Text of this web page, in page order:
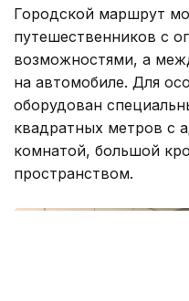
Городской маршрут
путешественников с
возможностями, а
на автомобиле. Для
оборудован
квадратных метров с
комнатой, большой
пространством.